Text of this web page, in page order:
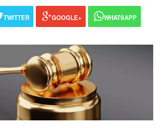
TWITTER GOOGLE+ WHATSAPP